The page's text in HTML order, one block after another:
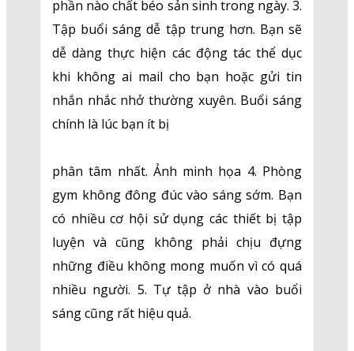
phần nào chất béo sản sinh trong ngày. 3.
Tập buổi sáng dễ tập trung hơn. Bạn sẽ
dễ dàng thực hiện các động tác thể dục
khi không ai mail cho bạn hoặc gửi tin
nhắn nhắc nhở thường xuyên. Buổi sáng
chính là lúc bạn ít bị
phân tâm nhất. Ảnh minh họa 4. Phòng
gym không đông đúc vào sáng sớm. Bạn
có nhiều cơ hội sử dụng các thiết bị tập
luyện và cũng không phải chịu đựng
những điều không mong muốn vì có quá
nhiều người. 5. Tự tập ở nhà vào buổi
sáng cũng rất hiệu quả.